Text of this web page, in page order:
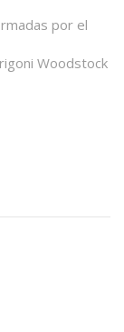
por el
Woodstock